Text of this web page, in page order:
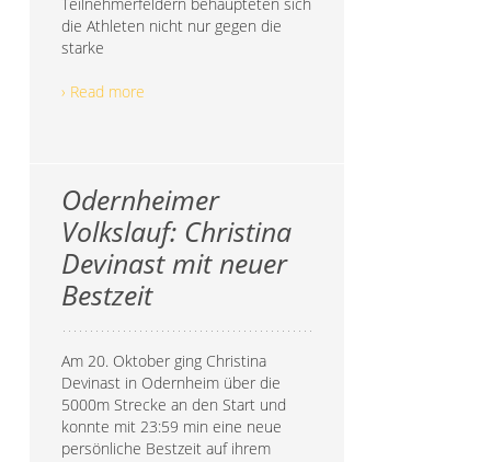
die Athleten nicht nur gegen die
starke
› Read more
Odernheimer
Volkslauf: Christina
Devinast mit neuer
Bestzeit
Am 20. Oktober ging Christina
Devinast in Odernheim über die
5000m Strecke an den Start und
konnte mit 23:59 min eine neue
persönliche Bestzeit auf ihrem